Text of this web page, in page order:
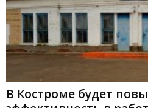
В Костроме будет